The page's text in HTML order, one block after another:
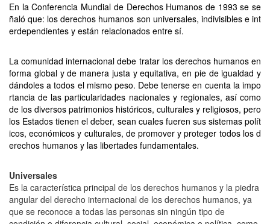
En la Conferencia Mundial de Derechos Humanos de 1993 se se
ñaló que: los derechos humanos son universales, indivisibles e int
erdependientes y están relacionados entre sí.
La comunidad internacional debe tratar los derechos humanos en
forma global y de manera justa y equitativa, en pie de igualdad y
dándoles a todos el mismo peso. Debe tenerse en cuenta la impo
rtancia de las particularidades nacionales y regionales, así como
de los diversos patrimonios históricos, culturales y religiosos, pero
los Estados tienen el deber, sean cuales fueren sus sistemas polít
icos, económicos y culturales, de promover y proteger todos los d
erechos humanos y las libertades fundamentales.
Universales
Es la característica principal de los derechos humanos y la piedra
angular del derecho internacional de los derechos humanos, ya
que se reconoce a todas las personas sin ningún tipo de